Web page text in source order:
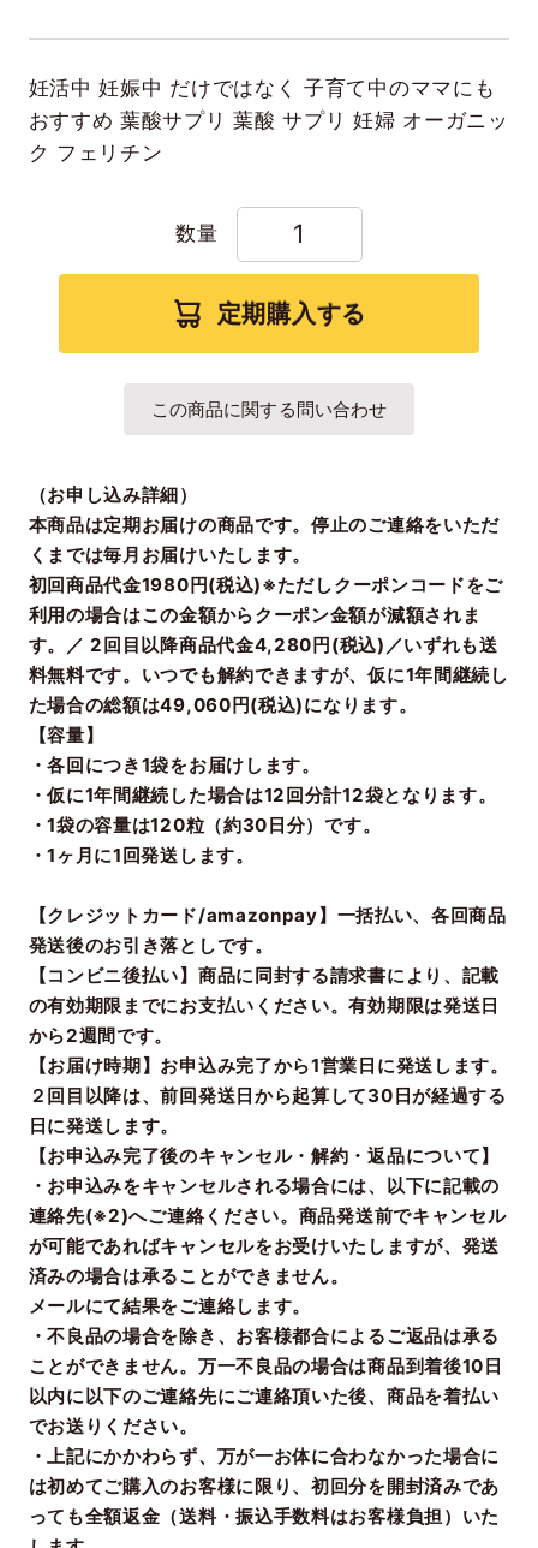
妊活中 妊娠中 だけではなく 子育て中のママにも
おすすめ 葉酸サプリ 葉酸 サプリ 妊婦 オーガニッ
ク フェリチン
数量
定期購入する
この商品に関する問い合わせ
（お申し込み詳細）
本商品は定期お届けの商品です。停止のご連絡をいただ
くまでは毎月お届けいたします。
初回商品代金1980円(税込)※ただしクーポンコードをご
利用の場合はこの金額からクーポン金額が減額されま
す。／ 2回目以降商品代金4,280円(税込)／いずれも送
料無料です。いつでも解約できますが、仮に1年間継続し
た場合の総額は49,060円(税込)になります。
【容量】
・各回につき1袋をお届けします。
・仮に1年間継続した場合は12回分計12袋となります。
・1袋の容量は120粒（約30日分）です。
・1ヶ月に1回発送します。
【クレジットカード/amazonpay】一括払い、各回商品
発送後のお引き落としです。
【コンビニ後払い】商品に同封する請求書により、記載
の有効期限までにお支払いください。有効期限は発送日
から2週間です。
【お届け時期】お申込み完了から1営業日に発送します。
２回目以降は、前回発送日から起算して30日が経過する
日に発送します。
【お申込み完了後のキャンセル・解約・返品について】
・お申込みをキャンセルされる場合には、以下に記載の
連絡先(※2)へご連絡ください。商品発送前でキャンセル
が可能であればキャンセルをお受けいたしますが、発送
済みの場合は承ることができません。
メールにて結果をご連絡します。
・不良品の場合を除き、お客様都合によるご返品は承る
ことができません。万一不良品の場合は商品到着後10日
以内に以下のご連絡先にご連絡頂いた後、商品を着払い
でお送りください。
・上記にかかわらず、万が一お体に合わなかった場合に
は初めてご購入のお客様に限り、初回分を開封済みであ
っても全額返金（送料・振込手数料はお客様負担）いた